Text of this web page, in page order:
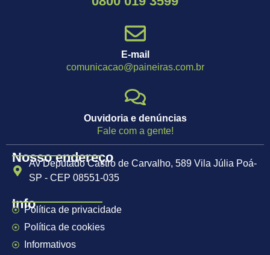
E-mail
comunicacao@paineiras.com.br
Ouvidoria e denúncias
Fale com a gente!
Nosso endereço
Av Deputado Castro de Carvalho, 589 Vila Júlia Poá-
SP - CEP 08551-035
InfoPolítica de privacidade
Política de cookies
Informativos